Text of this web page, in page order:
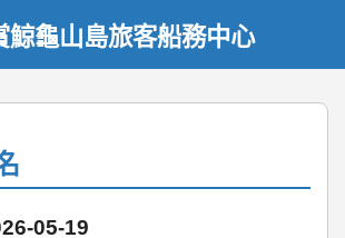
鯨龜山島旅客船務中心
05-19